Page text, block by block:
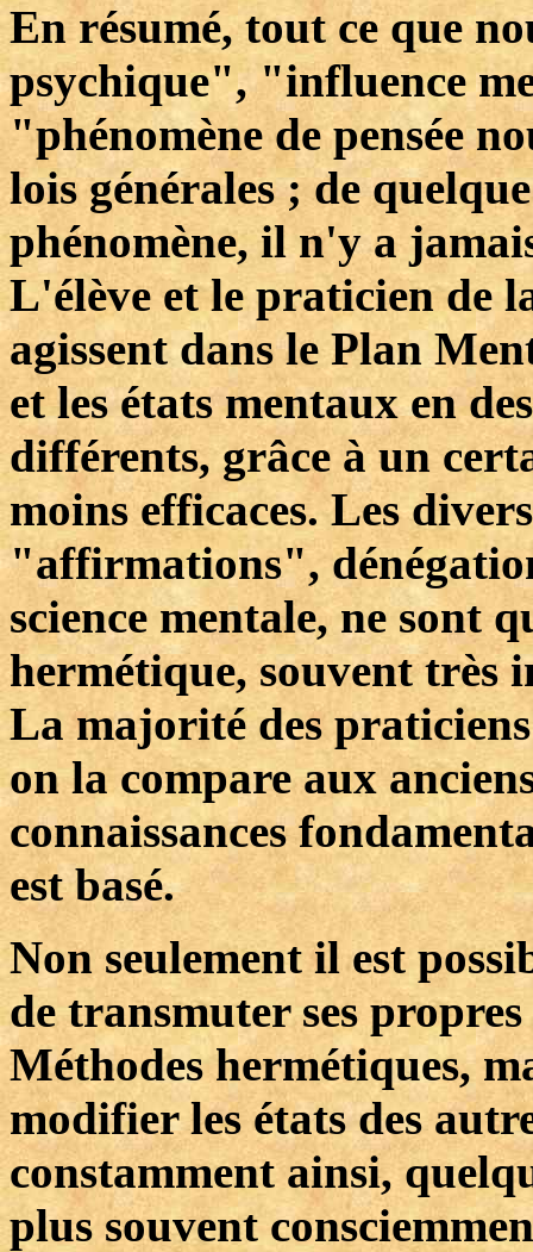
En résumé, tout ce que
psychique", "influence
"phénomène de pensée
lois générales ; de
phénomène, il n'y a
L'élève et le praticien de
agissent dans le Plan
et les états mentaux en
différents, grâce à un
moins efficaces. Les
"affirmations",
science mentale, ne sont
hermétique, souvent très
La majorité des
on la compare aux
connaissances
est basé.
Non seulement il est
de transmuter ses
Méthodes hermétiques,
modifier les états des
constamment ainsi,
plus souvent